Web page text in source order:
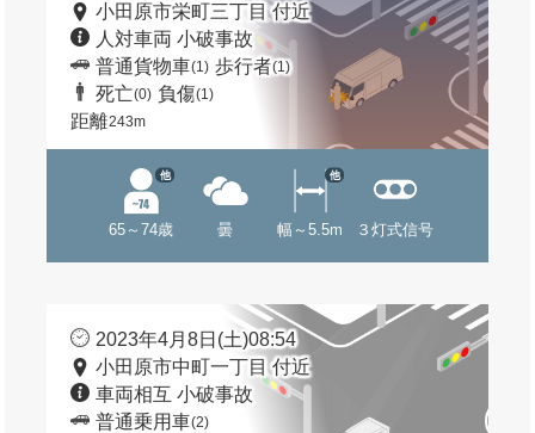
小田原市栄町三丁目 付近
人対車両 小破事故
普通貨物車(1) 歩行者(1)
死亡(0) 負傷(1)
距離243m
65～74歳
他
曇 幅～5.5m
他
３灯式信号
2023年4月8日(土)08:54
小田原市中町一丁目 付近
車両相互 小破事故
普通乗用車(2)